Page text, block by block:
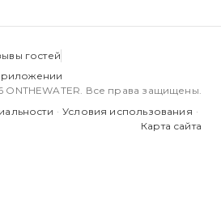
гостей
ONTHEWATER. Все права защищены.
· Условия использования ·
Карта сайта